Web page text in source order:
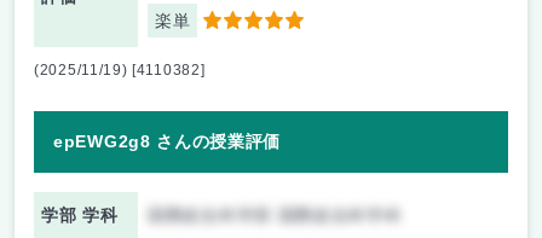
楽単 5
(2025/11/19) [4110382]
epEWG2g8 さんの授業評価
学部 学科 国際総合科学部 国際総合科学科